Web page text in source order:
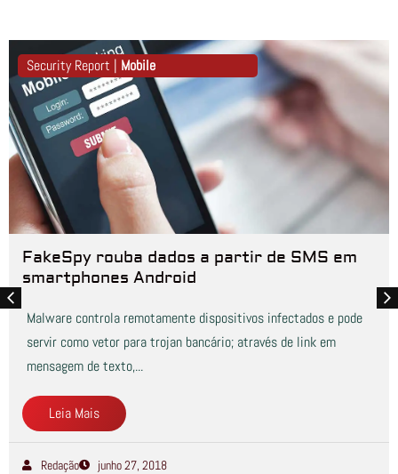
Security Report | Mobile
FakeSpy rouba dados a partir de SMS em
smartphones Android
Malware controla remotamente dispositivos infectados e pode
servir como vetor para trojan bancário; através de link em
mensagem de texto,...
Leia Mais
Redação junho 27, 2018